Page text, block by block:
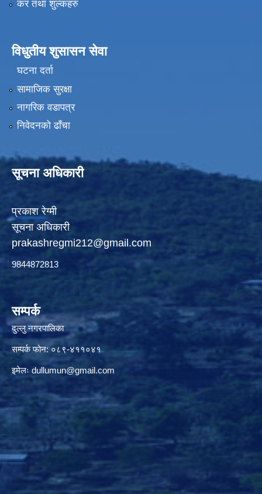
कर तथा शुल्कहरु
विधुतीय शुसासन सेवा
घटना दर्ता
सामाजिक सुरक्षा
नागरिक वडापत्र
निवेदनको ढाँचा
सूचना अधिकारी
प्रकाश रेग्मी
सूचना अधिकारी
prakashregmi212@gmail.com
9844872813
सम्पर्क
दुल्लु नगरपालिका
सम्पर्क फोन: ०८९-४११०४१
इमेलःdullumun@gmail.com